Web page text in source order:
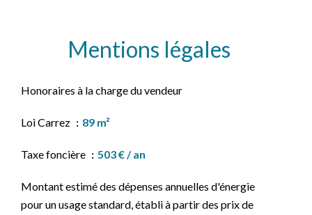
Mentions légales
Honoraires à la charge du vendeur
Loi Carrez 89 m²
Taxe foncière 503 € / an
Montant estimé des dépenses annuelles d'énergie
pour un usage standard, établi à partir des prix de